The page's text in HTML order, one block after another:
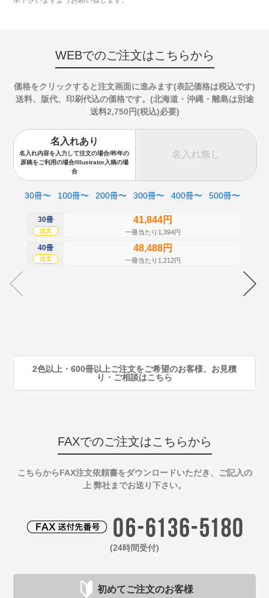
WEBでのご注文はこちらから
価格をクリックすると注文画面に進みます(表記価格は税込です)
送料、版代、印刷代込の価格です。(北海道・沖縄・離島は別途
送料2,750円(税込)必要)
名入れあり
名入れ内容を入力して注文の場合/昨年の
原稿をご利用の場合/Illustrator入稿の場
合
名入れ無し
30冊〜 100冊〜 200冊〜 300冊〜 400冊〜 500冊〜
30冊
注文
41,844円
一冊当たり1,394円
40冊
注文
48,488円
一冊当たり1,212円
2色以上・600冊以上ご注文をご希望のお客様、お見積
り・ご相談はこちら
FAXでのご注文はこちらから
こちらからFAX注文依頼書をダウンロードいただき、ご記入の
上 弊社までお送り下さい。
(24時間受付)
初めてご注文のお客様